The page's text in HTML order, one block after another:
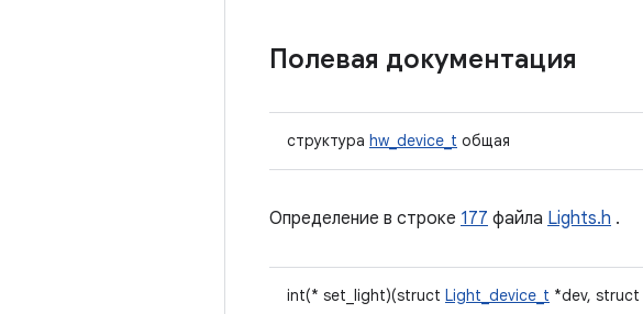
Полевая документация
структура hw_device_t общая
Определение в строке 177 файла Lights.h .
int(* set_light)(struct Light_device_t *dev, struct